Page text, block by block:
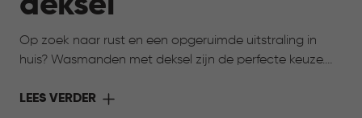
Op zoek naar rust en een opgeruimde uitstraling in
huis? Wasmanden met deksel zijn de perfecte keuze.
voor een verzorgde uitstraling in huis. Tegelijk blijven ze
LEES VERDER